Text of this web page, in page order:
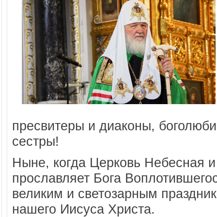
пресвитеры и диаконы,
сестры!
Ныне, когда Церковь Небесная
прославляет Бога
великим и светозарным
нашего Иисуса Христа.